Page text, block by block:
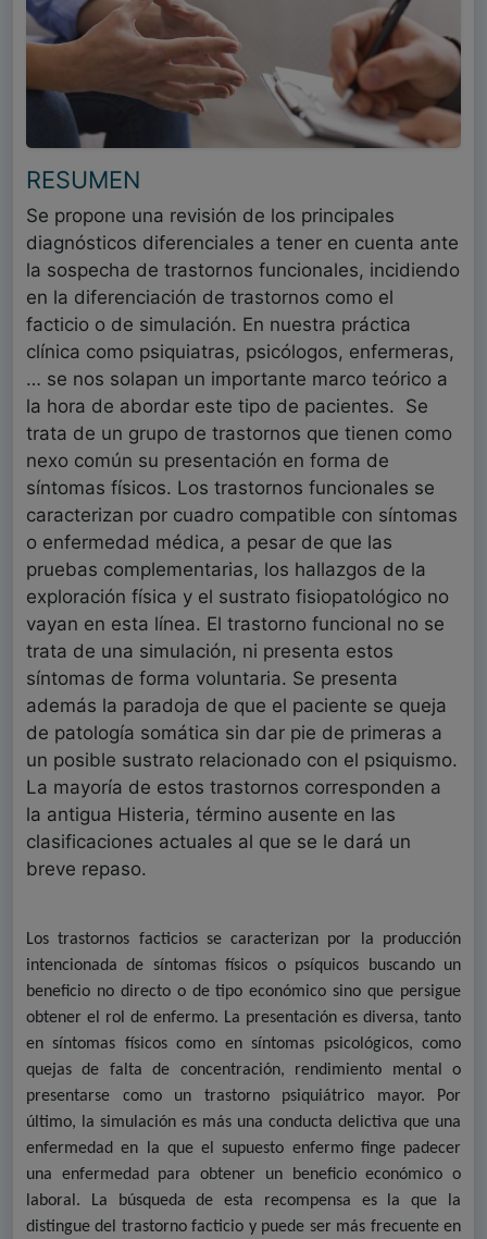
RESUMEN
Se propone una revisión de los principales
diagnósticos diferenciales a tener en cuenta ante
la sospecha de trastornos funcionales, incidiendo
en la diferenciación de trastornos como el
facticio o de simulación. En nuestra práctica
clínica como psiquiatras, psicólogos, enfermeras,
… se nos solapan un importante marco teórico a
la hora de abordar este tipo de pacientes. Se
trata de un grupo de trastornos que tienen como
nexo común su presentación en forma de
síntomas físicos. Los trastornos funcionales se
caracterizan por cuadro compatible con síntomas
o enfermedad médica, a pesar de que las
pruebas complementarias, los hallazgos de la
exploración física y el sustrato fisiopatológico no
vayan en esta línea. El trastorno funcional no se
trata de una simulación, ni presenta estos
síntomas de forma voluntaria. Se presenta
además la paradoja de que el paciente se queja
de patología somática sin dar pie de primeras a
un posible sustrato relacionado con el psiquismo.
La mayoría de estos trastornos corresponden a
la antigua Histeria, término ausente en las
clasificaciones actuales al que se le dará un
breve repaso.
Los trastornos facticios se caracterizan por la producción
intencionada de síntomas físicos o psíquicos buscando un
beneficio no directo o de tipo económico sino que persigue
obtener el rol de enfermo. La presentación es diversa, tanto
en síntomas físicos como en síntomas psicológicos, como
quejas de falta de concentración, rendimiento mental o
presentarse como un trastorno psiquiátrico mayor. Por
último, la simulación es más una conducta delictiva que una
enfermedad en la que el supuesto enfermo finge padecer
una enfermedad para obtener un beneficio económico o
laboral. La búsqueda de esta recompensa es la que la
distingue del trastorno facticio y puede ser más frecuente en